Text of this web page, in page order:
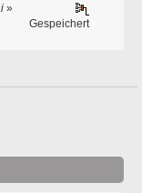
»
Gespeichert